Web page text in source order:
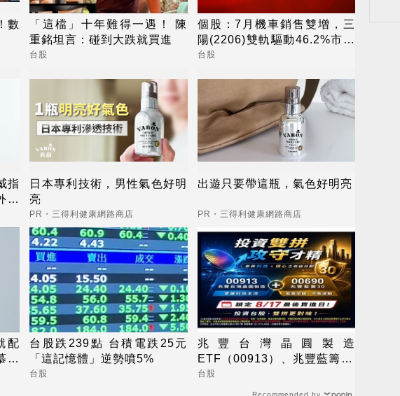
數
「這檔」十年難得一遇！ 陳
重銘坦言：碰到大跌就買進
台股
個股：7月機車銷售雙增，三
陽(2206)雙軌驅動46.2%市占
率居冠
台股
指
養
日本專利技術，男性氣色好明
亮
PR・三得利健康網路商店
出遊只要帶這瓶，氣色好明亮
PR・三得利健康網路商店
配
驊
台股跌239點 台積電跌25元
「這記憶體」逆勢噴5%
台股
兆豐台灣晶圓製造
ETF（00913）、兆豐藍籌30
ETF（00690） 最新配息時程
出爐 8/17前買進可參與收益
台股
Recommended by